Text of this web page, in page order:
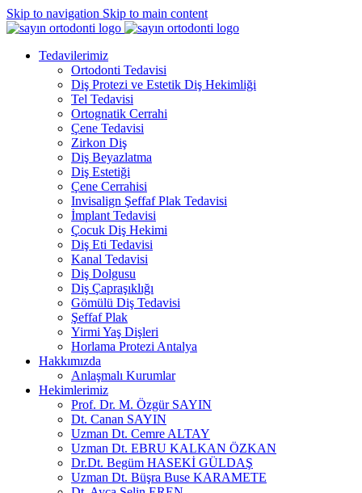
Skip to navigation Skip to main content
Tedavilerimiz
Ortodonti Tedavisi
Diş Protezi ve Estetik Diş Hekimliği
Tel Tedavisi
Ortognatik Cerrahi
Çene Tedavisi
Zirkon Diş
Diş Beyazlatma
Diş Estetiği
Çene Cerrahisi
Invisalign Şeffaf Plak Tedavisi
İmplant Tedavisi
Çocuk Diş Hekimi
Diş Eti Tedavisi
Kanal Tedavisi
Diş Dolgusu
Diş Çapraşıklığı
Gömülü Diş Tedavisi
Şeffaf Plak
Yirmi Yaş Dişleri
Horlama Protezi Antalya
Hakkımızda
Anlaşmalı Kurumlar
Hekimlerimiz
Prof. Dr. M. Özgür SAYIN
Dt. Canan SAYIN
Uzman Dt. Cemre ALTAY
Uzman Dt. EBRU KALKAN ÖZKAN
Dr.Dt. Begüm HASEKİ GÜLDAŞ
Uzman Dt. Büşra Buse KARAMETE